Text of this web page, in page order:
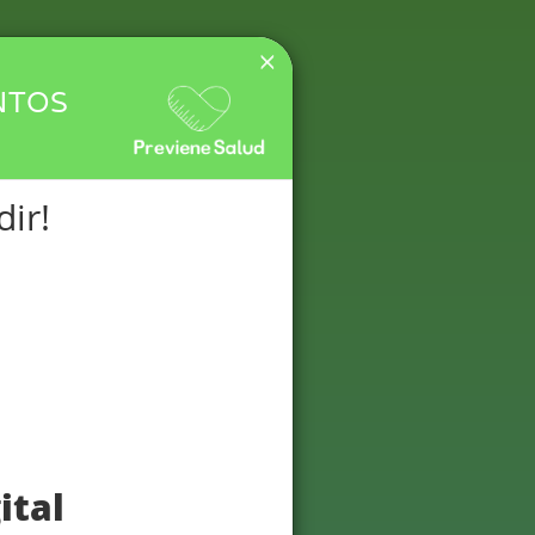
Escolar
estudiantes bajo
el combate del
×